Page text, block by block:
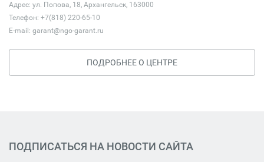
Адрес: ул. Попова, 18, Архангельск, 163000
Телефон: +7(818) 220-65-10
E-mail: garant@ngo-garant.ru
ПОДРОБНЕЕ О ЦЕНТРЕ
ПОДПИСАТЬСЯ НА НОВОСТИ САЙТА